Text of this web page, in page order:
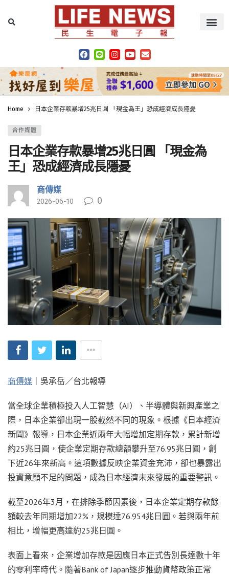
Home 日本企業存款暴增25兆日圓 「現金為王」恐成經濟成長隱憂
合作媒體
日本企業存款暴增25兆日圓 「現金為
王」恐成經濟成長隱憂
商傳媒
2026-06-10 0
商傳媒 ｜吳承岳／台北報導
當全球企業積極投入人工智慧（AI）、半導體與新興產業之
際，日本企業卻出現一股截然不同的現象。根據《日本經濟
新聞》報導，日本企業近兩年大幅增加定期存款，累計新增
約25兆日圓，使企業定期存款總額攀升至76.95兆日圓，創
下近26年來新高。這項數據反映企業資金充沛，卻也暴露出
投資意願不足的問題，成為日本經濟未來發展的重要警訊。
截至2026年3月，在排除季節因素後，日本企業定期存款餘
額較去年同期增加22%，規模達76.954兆日圓。若與兩年前
相比，增幅更高達約25兆日圓。
表面上看來，企業增加存款是因應日本正式告別長達數十年
的零利率時代。隨著Bank of Japan逐步推動貨幣政策正常